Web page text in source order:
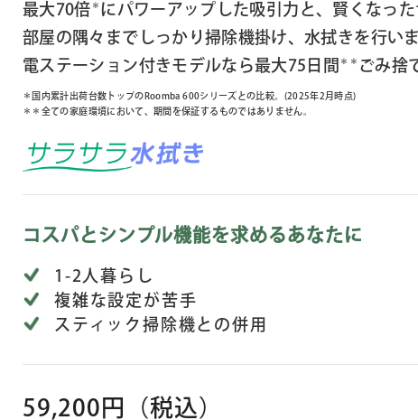
最大70倍 ＊ にパワーアップした吸引力と、賢くなっ
部屋の隅々までしっかり掃除機掛け、水拭きを行い
電ステーション付きモデルなら最大75日間 ＊＊ ごみ捨
＊国内累計出荷台数トップのRoomba 600シリーズとの比較。(2025年2月時点)
＊＊全ての家庭環境において、期間を保証するものではありません。
コスパとシンプル機能を求めるあなたに
1-2人暮らし
複雑な設定が苦手
スティック掃除機との併用
59,200円 （税込）